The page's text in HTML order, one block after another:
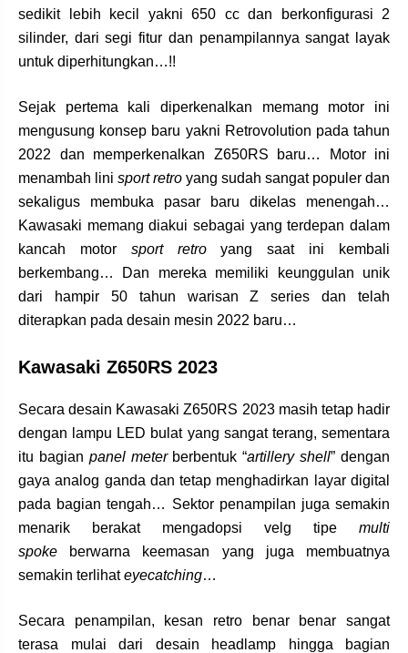
sedikit lebih kecil yakni 650 cc dan berkonfigurasi 2
silinder, dari segi fitur dan penampilannya sangat layak
untuk diperhitungkan…!!
Sejak pertema kali diperkenalkan memang motor ini
mengusung konsep baru yakni Retrovolution pada tahun
2022 dan memperkenalkan Z650RS baru… Motor ini
menambah lini sport retro yang sudah sangat populer dan
sekaligus membuka pasar baru dikelas menengah…
Kawasaki memang diakui sebagai yang terdepan dalam
kancah motor sport retroyang saat ini kembali
berkembang… Dan mereka memiliki keunggulan unik
dari hampir 50 tahun warisan Z series dan telah
diterapkan pada desain mesin 2022 baru…
Kawasaki Z650RS 2023
Secara desain Kawasaki Z650RS 2023 masih tetap hadir
dengan lampu LED bulat yang sangat terang, sementara
itu bagian panel meterberbentuk “artillery shell” dengan
gaya analog ganda dan tetap menghadirkan layar digital
pada bagian tengah… Sektor penampilan juga semakin
menarik berakat mengadopsi velg tipe multi
spoke
berwarna keemasan yang juga membuatnya
semakin terlihateyecatching…
Secara penampilan, kesan retro benar benar sangat
terasa mulai dari desain headlamp hingga bagian